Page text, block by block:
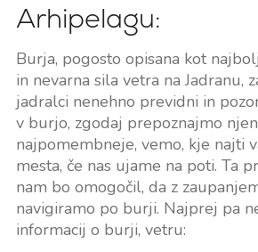
Arhipelagu:
Burja, pogosto opisana kot
in nevarna sila vetra na Jadranu,
jadralci nenehno previdni in
v burjo, zgodaj prepoznajmo
najpomembneje, vemo, kje najti
mesta, če nas ujame na poti. Ta
nam bo omogočil, da z
navigiramo po burji. Najprej pa
informacij o burji, vetru: